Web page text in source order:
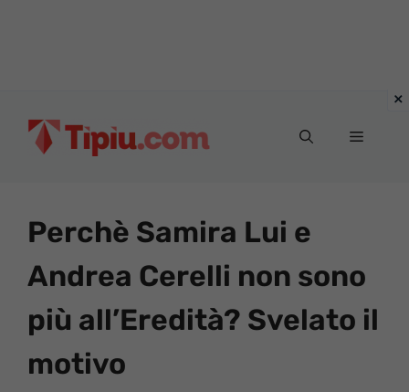
Menu
Perchè Samira Lui e
Andrea Cerelli non sono
più all’Eredità? Svelato il
motivo